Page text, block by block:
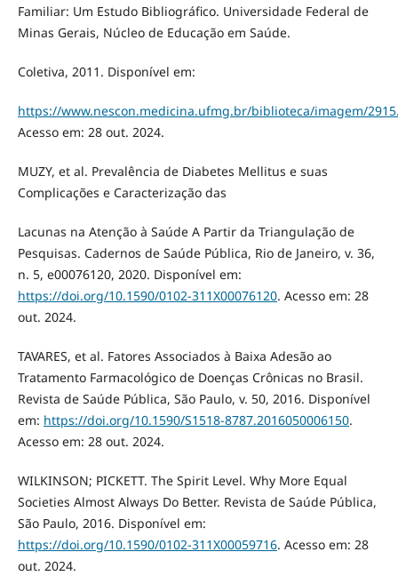
Familiar: Um Estudo Bibliográfico. Universidade Federal de
Minas Gerais, Núcleo de Educação em Saúde.
Coletiva, 2011. Disponível em:
https://www.nescon.medicina.ufmg.br/biblioteca/imagem/
Acesso em: 28 out. 2024.
MUZY, et al. Prevalência de Diabetes Mellitus e suas
Complicações e Caracterização das
Lacunas na Atenção à Saúde A Partir da Triangulação de
Pesquisas. Cadernos de Saúde Pública, Rio de Janeiro, v. 36,
n. 5, e00076120, 2020. Disponível em:
https://doi.org/10.1590/0102-311X00076120. Acesso em: 28
out. 2024.
TAVARES, et al. Fatores Associados à Baixa Adesão ao
Tratamento Farmacológico de Doenças Crônicas no Brasil.
Revista de Saúde Pública, São Paulo, v. 50, 2016. Disponível
em: https://doi.org/10.1590/S1518-8787.2016050006150.
Acesso em: 28 out. 2024.
WILKINSON; PICKETT. The Spirit Level. Why More Equal
Societies Almost Always Do Better. Revista de Saúde Pública,
São Paulo, 2016. Disponível em:
https://doi.org/10.1590/0102-311X00059716. Acesso em: 28
out. 2024.